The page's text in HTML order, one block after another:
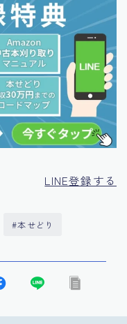
LINE登録する
#本せどり